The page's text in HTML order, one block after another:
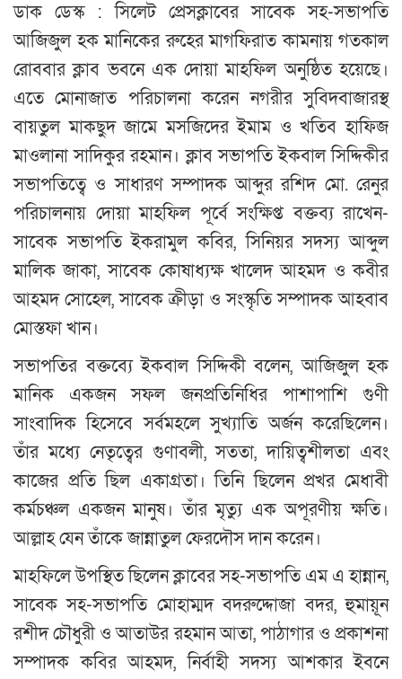
ডাক ডেস্ক : সিলেট প্রেসক্লাবের সাবেক সহ-সভাপতি
আজিজুল হক মানিকের রুহের মাগফিরাত কামনায় গতকাল
রোববার ক্লাব ভবনে এক দোয়া মাহফিল অনুষ্ঠিত হয়েছে।
এতে মোনাজাত পরিচালনা করেন নগরীর সুবিদবাজারস্থ
বায়তুল মাকছুদ জামে মসজিদের ইমাম ও খতিব হাফিজ
মাওলানা সাদিকুর রহমান। ক্লাব সভাপতি ইকবাল সিদ্দিকীর
সভাপতিত্বে ও সাধারণ সম্পাদক আব্দুর রশিদ মো. রেনুর
পরিচালনায় দোয়া মাহফিল পূর্বে সংক্ষিপ্ত বক্তব্য রাখেন-
সাবেক সভাপতি ইকরামুল কবির, সিনিয়র সদস্য আব্দুল
মালিক জাকা, সাবেক কোষাধ্যক্ষ খালেদ আহমদ ও কবীর
আহমদ সোহেল, সাবেক ক্রীড়া ও সংস্কৃতি সম্পাদক আহবাব
মোস্তফা খান।
সভাপতির বক্তব্যে ইকবাল সিদ্দিকী বলেন, আজিজুল হক
মানিক একজন সফল জনপ্রতিনিধির পাশাপাশি গুণী
সাংবাদিক হিসেবে সর্বমহলে সুখ্যাতি অর্জন করেছিলেন।
তাঁর মধ্যে নেতৃত্বের গুণাবলী, সততা, দায়িত্বশীলতা এবং
কাজের প্রতি ছিল একাগ্রতা। তিনি ছিলেন প্রখর মেধাবী
কর্মচঞ্চল একজন মানুষ। তাঁর মৃত্যু এক অপূরণীয় ক্ষতি।
আল্লাহ যেন তাঁকে জান্নাতুল ফেরদৌস দান করেন।
মাহফিলে উপস্থিত ছিলেন ক্লাবের সহ-সভাপতি এম এ হান্নান,
সাবেক সহ-সভাপতি মোহাম্মদ বদরুদ্দোজা বদর, হুমায়ূন
রশীদ চৌধুরী ও আতাউর রহমান আতা, পাঠাগার ও প্রকাশনা
সম্পাদক কবির আহমদ, নির্বাহী সদস্য আশকার ইবনে